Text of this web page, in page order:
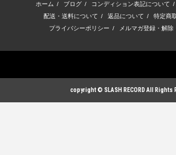
ホーム / ブログ / コンディション表記について /
配送・送料について / 返品について / 特定商
プライバシーポリシー / メルマガ登録・解除
copyright © SLASH RECORD All Rights